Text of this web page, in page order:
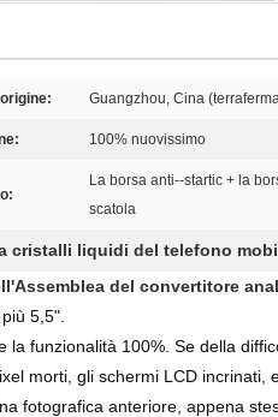
Guangzhou, Cina
100% nuovissimo
La borsa anti--startic + la
scatola
cristalli liquidi del telefono
del convertitore
5,5".
funzionalità 100%. Se della
morti, gli schermi LCD incrinati,
fotografica anteriore, appena